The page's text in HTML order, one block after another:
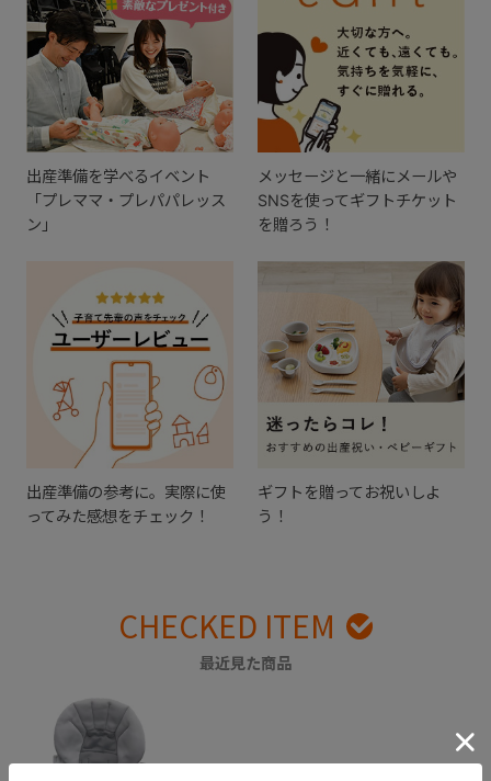
出産準備を学べるイベント
「プレママ・プレパパレッス
ン」
メッセージと一緒にメールや
SNSを使ってギフトチケット
を贈ろう！
出産準備の参考に。実際に使
ってみた感想をチェック！
ギフトを贈ってお祝いしよ
う！
CHECKED ITEM
最近見た商品